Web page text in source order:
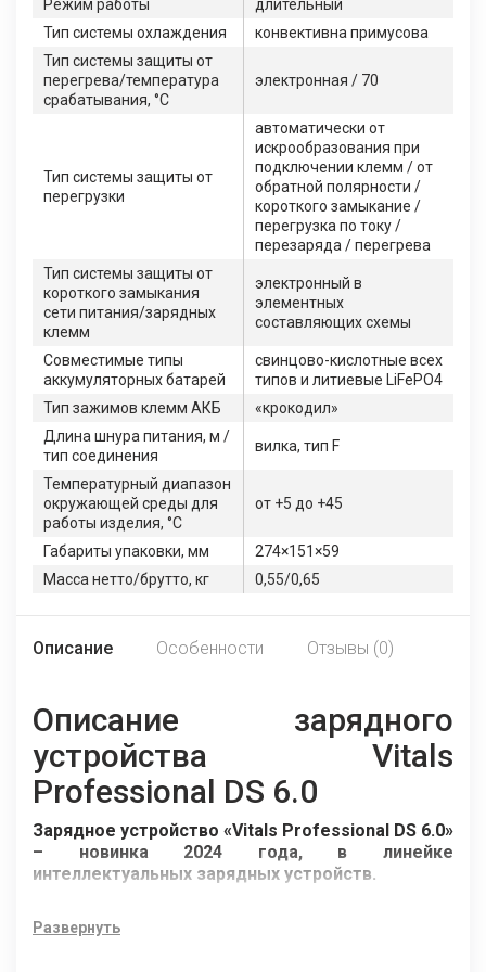
Режим работы
длительный
Тип системы охлаждения
конвективна примусова
Тип системы защиты от
перегрева/температура
срабатывания, °C
электронная / 70
Тип системы защиты от
перегрузки
автоматически от
искрообразования при
подключении клемм / от
обратной полярности /
короткого замыкание /
перегрузка по току /
перезаряда / перегрева
Тип системы защиты от
короткого замыкания
сети питания/зарядных
клемм
электронный в
элементных
составляющих схемы
Совместимые типы
аккумуляторных батарей
свинцово-кислотные всех
типов и литиевые LiFePO4
Тип зажимов клемм АКБ
«крокодил»
Длина шнура питания, м /
тип соединения
вилка, тип F
Температурный диапазон
окружающей среды для
работы изделия, °C
от +5 до +45
Габариты упаковки, мм
274×151×59
Масса нетто/брутто, кг
0,55/0,65
Описание Особенности Отзывы (0)
Описание зарядного
устройства Vitals
Professional DS 6.0
Зарядное устройство «Vitals Professional DS 6.0»
– новинка 2024 года, в линейке
интеллектуальных зарядных устройств.
электронный инверторный блок, оборудованный
Развернуть